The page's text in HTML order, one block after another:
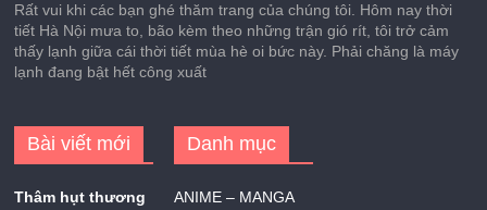
Rất vui khi các bạn ghé thăm trang của chúng tôi. Hôm nay thời
tiết Hà Nội mưa to, bão kèm theo những trận gió rít, tôi trở cảm
thấy lạnh giữa cái thời tiết mùa hè oi bức này. Phải chăng là máy
lạnh đang bật hết công xuất
Bài viết mới
Thâm hụt thương
Danh mục
ANIME – MANGA